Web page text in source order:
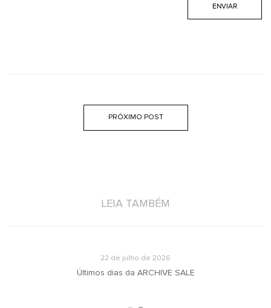
PRÓXIMO POST
LEIA TAMBÉM
22 de julho de 2026
Últimos dias da ARCHIVE SALE